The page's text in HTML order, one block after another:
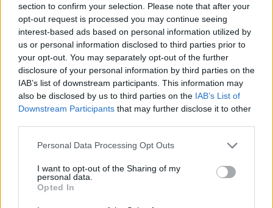
section to confirm your selection. Please note that after your
opt-out request is processed you may continue seeing
interest-based ads based on personal information utilized by
us or personal information disclosed to third parties prior to
your opt-out. You may separately opt-out of the further
disclosure of your personal information by third parties on the
IAB’s list of downstream participants. This information may
also be disclosed by us to third parties on the IAB’s List of
Downstream Participants that may further disclose it to other
Please note that this website/app uses one or more Google
not limited to your visit or usage behaviour. You may click to
grant or deny consent to Google and its third-party tags to
use your data for below specified purposes in below Google
Personal Data Processing Opt Outs
I want to opt-out of the Sharing of my
personal data.
Opted In
Megértő Senna, pesszimista Trulli, teljes 2004-es rajtrács,
gyermekáldás elé néző Barrichello, csapatot vásárló négyszeres